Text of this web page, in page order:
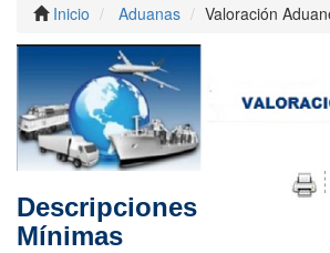
Inicio Aduanas Valoración
Descripciones
Mínimas